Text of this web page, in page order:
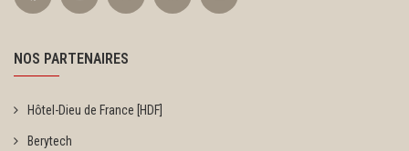
NOS PARTENAIRES
Hôtel-Dieu de France [HDF]
Berytech